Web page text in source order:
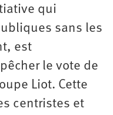
qui
sans les
est
le vote de
Liot. Cette
centristes et